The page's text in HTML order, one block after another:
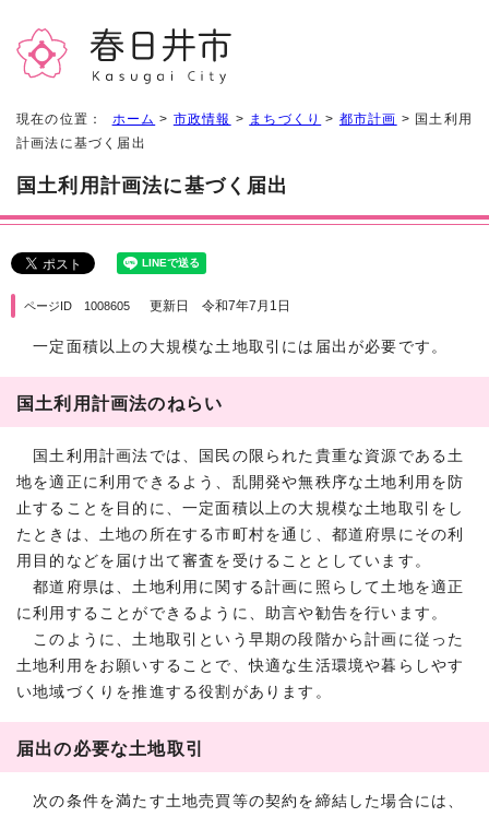
現在の位置： ホーム > 市政情報 > まちづくり > 都市計画 > 国土利用
計画法に基づく届出
国土利用計画法に基づく届出
ページID 1008605 更新日 令和7年7月1日
一定面積以上の大規模な土地取引には届出が必要です。
国土利用計画法のねらい
国土利用計画法では、国民の限られた貴重な資源である土
地を適正に利用できるよう、乱開発や無秩序な土地利用を防
止することを目的に、一定面積以上の大規模な土地取引をし
たときは、土地の所在する市町村を通じ、都道府県にその利
用目的などを届け出て審査を受けることとしています。
都道府県は、土地利用に関する計画に照らして土地を適正
に利用することができるように、助言や勧告を行います。
このように、土地取引という早期の段階から計画に従った
土地利用をお願いすることで、快適な生活環境や暮らしやす
い地域づくりを推進する役割があります。
届出の必要な土地取引
次の条件を満たす土地売買等の契約を締結した場合には、